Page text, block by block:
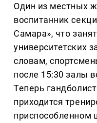
Один из местных
воспитанник
Самара», что
университетских
словам,
после 15:30 залы
Теперь
приходится